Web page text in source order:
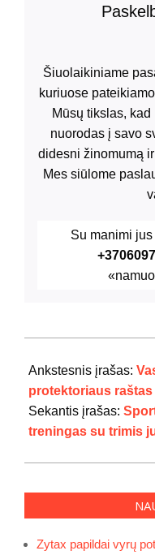
Šiuolaikiniame
kuriuose
Mūsų tikslas,
nuorodas į savo
didesni žinomumą
Mes siūlome
Su manimi
07-
29
Ankstesnis įrašas:
protektoriaus
Sekantis įrašas:
treningas su trimis
Zytax papildai vyrų